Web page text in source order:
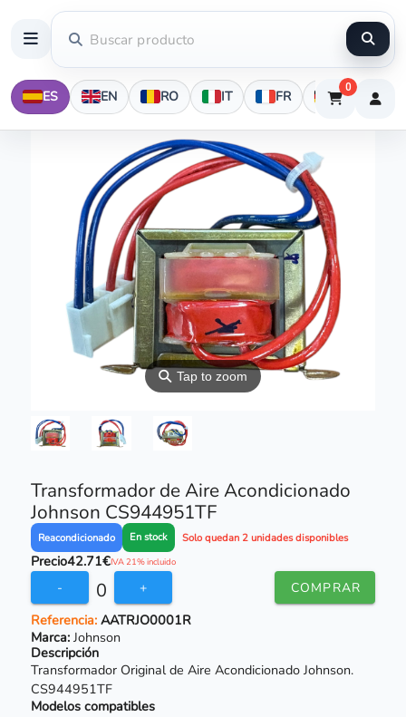
ES EN RO IT FR DE
0
⚲Tap to zoom
Transformador de Aire Acondicionado
Johnson CS944951TF
Reacondicionado En stock Solo quedan 2 unidades disponibles
Precio42.71€IVA 21% incluido
- 0 + COMPRAR
Referencia:AATRJO0001R
Marca: Johnson
Descripción
Transformador Original de Aire Acondicionado Johnson.
CS944951TF
Modelos compatibles